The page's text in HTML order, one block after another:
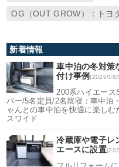
OG（OUT GROW）：トヨ
新着情報
車中泊の冬対策
付け事例(2026/08/
200系ハイエース
バー/5名定員/2名就寝：車中泊
ゃんとの車中泊を快適に楽し
スワイド
冷蔵庫や電子レ
エースに設置